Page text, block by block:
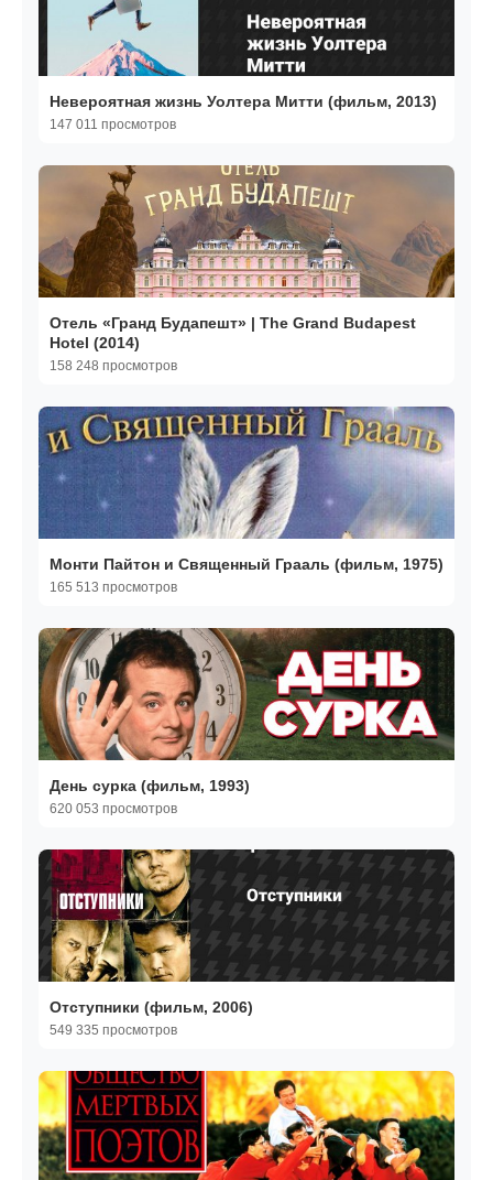
Невероятная жизнь Уолтера Митти (фильм, 2013)
147 011 просмотров
Отель «Гранд Будапешт» | The Grand Budapest
Hotel (2014)
158 248 просмотров
Монти Пайтон и Священный Грааль (фильм, 1975)
165 513 просмотров
День сурка (фильм, 1993)
620 053 просмотров
Отступники (фильм, 2006)
549 335 просмотров